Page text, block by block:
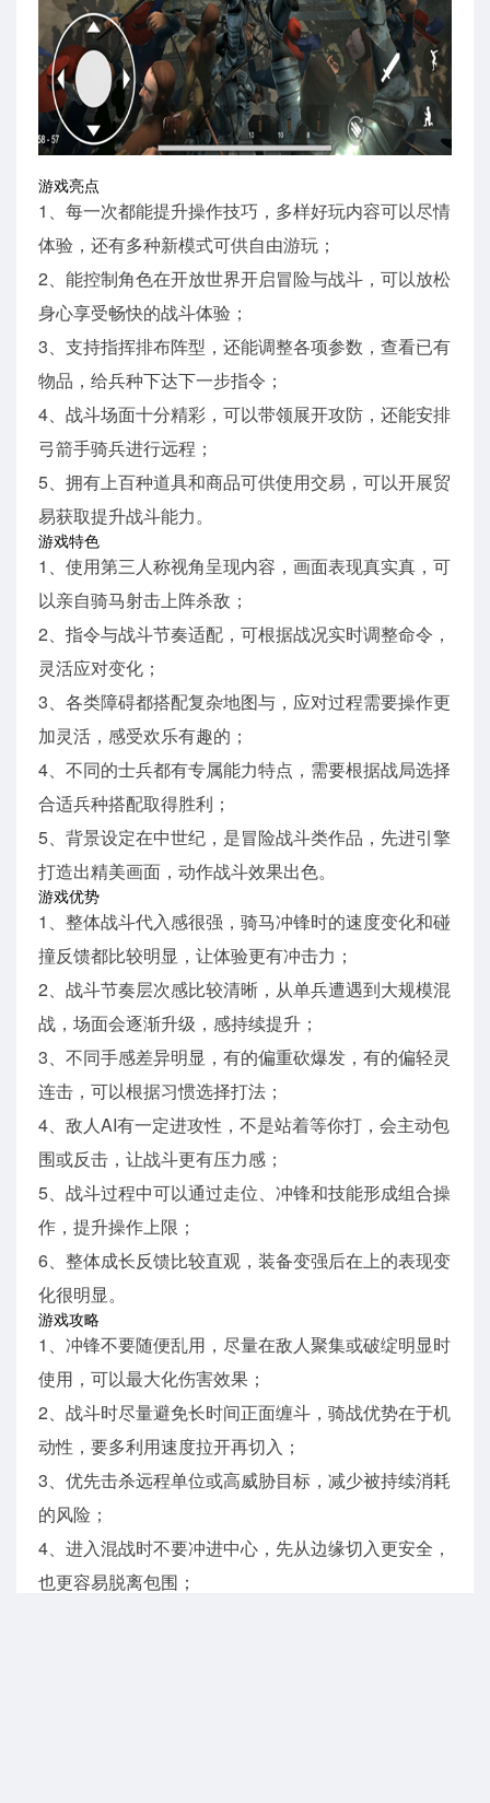
游戏亮点
1、每一次都能提升操作技巧，多样好玩内容可以尽情
体验，还有多种新模式可供自由游玩；
2、能控制角色在开放世界开启冒险与战斗，可以放松
身心享受畅快的战斗体验；
3、支持指挥排布阵型，还能调整各项参数，查看已有
物品，给兵种下达下一步指令；
4、战斗场面十分精彩，可以带领展开攻防，还能安排
弓箭手骑兵进行远程；
5、拥有上百种道具和商品可供使用交易，可以开展贸
易获取提升战斗能力。
游戏特色
1、使用第三人称视角呈现内容，画面表现真实真，可
以亲自骑马射击上阵杀敌；
2、指令与战斗节奏适配，可根据战况实时调整命令，
灵活应对变化；
3、各类障碍都搭配复杂地图与，应对过程需要操作更
加灵活，感受欢乐有趣的；
4、不同的士兵都有专属能力特点，需要根据战局选择
合适兵种搭配取得胜利；
5、背景设定在中世纪，是冒险战斗类作品，先进引擎
打造出精美画面，动作战斗效果出色。
游戏优势
1、整体战斗代入感很强，骑马冲锋时的速度变化和碰
撞反馈都比较明显，让体验更有冲击力；
2、战斗节奏层次感比较清晰，从单兵遭遇到大规模混
战，场面会逐渐升级，感持续提升；
3、不同手感差异明显，有的偏重砍爆发，有的偏轻灵
连击，可以根据习惯选择打法；
4、敌人AI有一定进攻性，不是站着等你打，会主动包
围或反击，让战斗更有压力感；
5、战斗过程中可以通过走位、冲锋和技能形成组合操
作，提升操作上限；
6、整体成长反馈比较直观，装备变强后在上的表现变
化很明显。
游戏攻略
1、冲锋不要随便乱用，尽量在敌人聚集或破绽明显时
使用，可以最大化伤害效果；
2、战斗时尽量避免长时间正面缠斗，骑战优势在于机
动性，要多利用速度拉开再切入；
3、优先击杀远程单位或高威胁目标，减少被持续消耗
的风险；
4、进入混战时不要冲进中心，先从边缘切入更安全，
也更容易脱离包围；